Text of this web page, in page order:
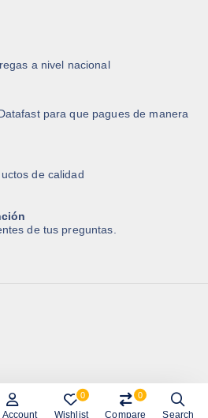
a nivel nacional
para que pagues de manera
de calidad
de tus preguntas.
Importadora Tecnotrade
Account
0
Wishlist
0
Compare Search